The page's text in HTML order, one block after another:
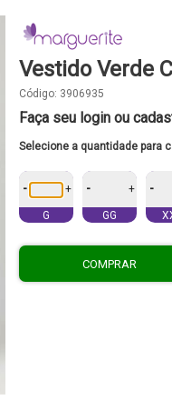
Vestido Verde
Código: 3906935
Faça seu login ou
Selecione a quantidade para
- +
G
- +
GG
-
COMPRAR